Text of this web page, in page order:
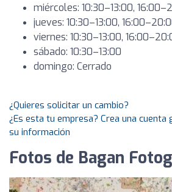
miércoles: 10:30–13:00,
jueves: 10:30–13:00,
viernes: 10:30–13:00,
sábado: 10:30–13:00
domingo: Cerrado
¿Quieres solicitar un cambio?
¿Es esta tu empresa? Crea una
su información
Fotos de Bagan